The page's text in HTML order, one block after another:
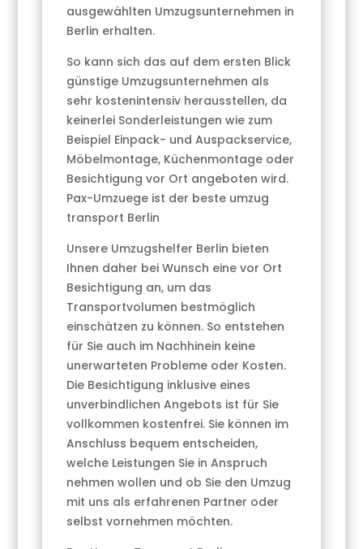
ausgewählten Umzugsunternehmen in
Berlin erhalten.
So kann sich das auf dem ersten Blick
günstige Umzugsunternehmen als
sehr kostenintensiv herausstellen, da
keinerlei Sonderleistungen wie zum
Beispiel Einpack- und Auspackservice,
Möbelmontage, Küchenmontage oder
Besichtigung vor Ort angeboten wird.
Pax-Umzuege ist der beste umzug
transport Berlin
Unsere Umzugshelfer Berlin bieten
Ihnen daher bei Wunsch eine vor Ort
Besichtigung an, um das
Transportvolumen bestmöglich
einschätzen zu können. So entstehen
für Sie auch im Nachhinein keine
unerwarteten Probleme oder Kosten.
Die Besichtigung inklusive eines
unverbindlichen Angebots ist für Sie
vollkommen kostenfrei. Sie können im
Anschluss bequem entscheiden,
welche Leistungen Sie in Anspruch
nehmen wollen und ob Sie den Umzug
mit uns als erfahrenen Partner oder
selbst vornehmen möchten.